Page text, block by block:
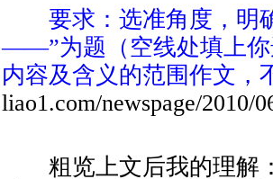
要求：选准角度，明
——”为题（空线处填上你
内容及含义的范围作文，
liao1.com/newspage/2010/
粗览上文后我的理解